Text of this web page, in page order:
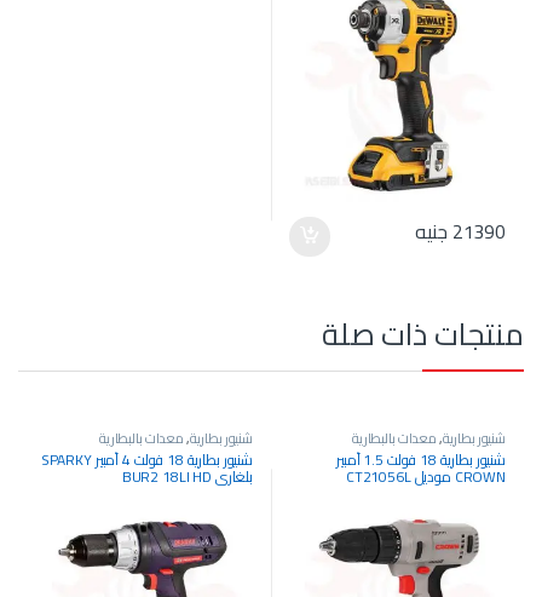
21390 جنيه
منتجات ذات صلة
شنيور بطارية,معدات بالبطارية
شنيور بطارية 18 فولت 1.5 أمبير
CROWN موديل CT21056L
شنيور بطارية,معدات بالبطارية
شنيور بطارية 18 فولت 4 أمبير SPARKY
بلغاري BUR2 18LI HD